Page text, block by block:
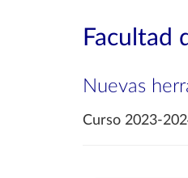
Facultad
Nuevas
Curso 2023-